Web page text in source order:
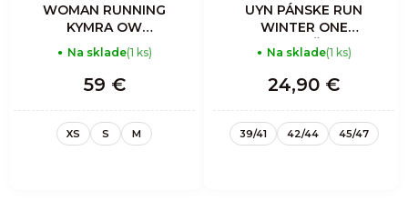
WOMAN RUNNING
KYMRA OW
SHORT TIGHTS
TEABERRY
Na sklade(1 ks)
59 €
XS S M
UYN PÁNSKE RUN
WINTER ONE
PONOŽKY
Na sklade(1 ks)
24,90 €
39/41 42/44 45/47